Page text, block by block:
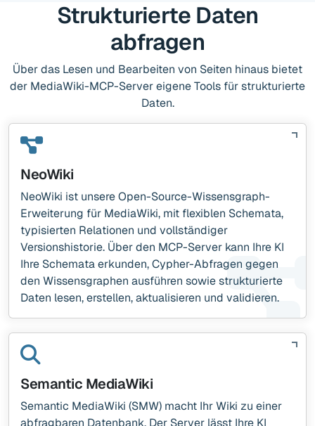
Strukturierte Daten
abfragen
Über das Lesen und Bearbeiten von Seiten hinaus bietet
der MediaWiki-MCP-Server eigene Tools für strukturierte
Daten.
NeoWiki
NeoWiki ist unsere Open-Source-Wissensgraph-
Erweiterung für MediaWiki, mit flexiblen Schemata,
typisierten Relationen und vollständiger
Versionshistorie. Über den MCP-Server kann Ihre KI
Ihre Schemata erkunden, Cypher-Abfragen gegen
den Wissensgraphen ausführen sowie strukturierte
Daten lesen, erstellen, aktualisieren und validieren.
Semantic MediaWiki
Semantic MediaWiki (SMW) macht Ihr Wiki zu einer
abfragbaren Datenbank. Der Server lässt Ihre KI